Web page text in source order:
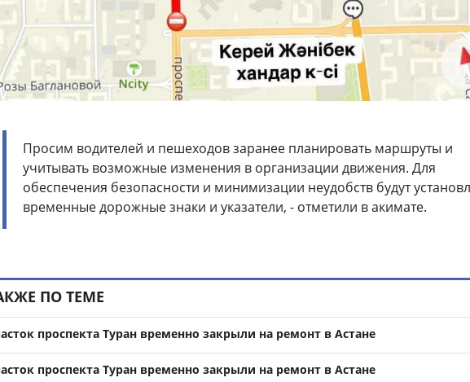
Просим водителей и пешеходов заранее планировать маршруты и
учитывать возможные изменения в организации движения. Для
обеспечения безопасности и минимизации неудобств будут
временные дорожные знаки и указатели, - отметили в акимате.
ПО ТЕМЕ
проспекта Туран временно закрыли на ремонт в Астане
проспекта Туран временно закрыли на ремонт в Астане